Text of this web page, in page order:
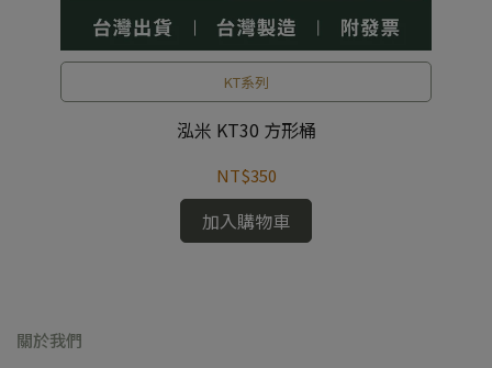
KT系列
泓米 KT30 方形桶
NT$350
加入購物車
關於我們